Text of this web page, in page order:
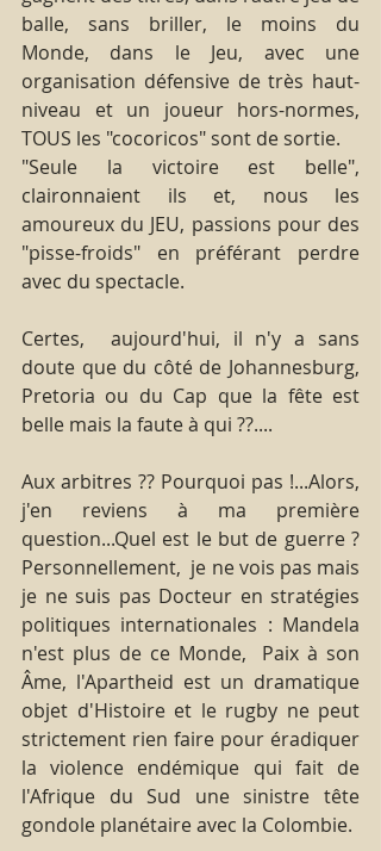
balle, sans briller, le moins du
Monde, dans le Jeu, avec une
organisation défensive de très haut-
niveau et un joueur hors-normes,
TOUS les "cocoricos" sont de sortie.
"Seule la victoire est belle",
claironnaient ils et, nous les
amoureux du JEU, passions pour des
"pisse-froids" en préférant perdre
avec du spectacle.
Certes,  aujourd'hui, il n'y a sans
doute que du côté de Johannesburg,
Pretoria ou du Cap que la fête est
belle mais la faute à qui ??....
Aux arbitres ?? Pourquoi pas !...Alors,
j'en reviens à ma première
question...Quel est le but de guerre ?
Personnellement,  je ne vois pas mais
je ne suis pas Docteur en stratégies
politiques internationales : Mandela
n'est plus de ce Monde,  Paix à son
Âme, l'Apartheid est un dramatique
objet d'Histoire et le rugby ne peut
strictement rien faire pour éradiquer
la violence endémique qui fait de
l'Afrique du Sud une sinistre tête
gondole planétaire avec la Colombie.